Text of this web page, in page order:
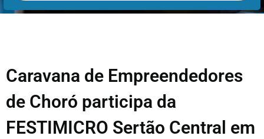
Caravana de Empreendedores
de Choró participa da
FESTIMICRO Sertão Central em